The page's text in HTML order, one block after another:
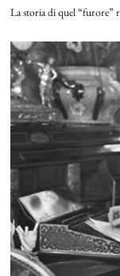
La storia di quel “furore”